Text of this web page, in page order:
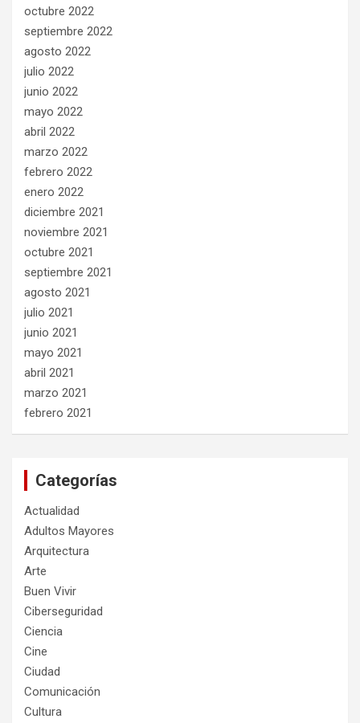
octubre 2022
septiembre 2022
agosto 2022
julio 2022
junio 2022
mayo 2022
abril 2022
marzo 2022
febrero 2022
enero 2022
diciembre 2021
noviembre 2021
octubre 2021
septiembre 2021
agosto 2021
julio 2021
junio 2021
mayo 2021
abril 2021
marzo 2021
febrero 2021
Categorías
Actualidad
Adultos Mayores
Arquitectura
Arte
Buen Vivir
Ciberseguridad
Ciencia
Cine
Ciudad
Comunicación
Cultura